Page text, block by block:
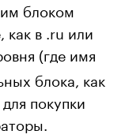
блоком
как в .ru или
(где имя
блока, как
покупки